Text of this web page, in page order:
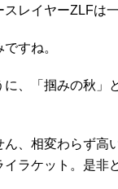
レイヤーZLFは
すね。
に、「掴みの秋」
、相変わらず高
ラケット。是非